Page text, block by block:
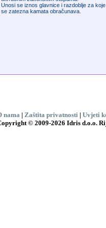
Unosi se iznos glavnice i razdoblje za koje
se zatezna kamata obračunava.
nama | Zaštita privatnosti | Uvjeti
© 2009-2026 Idris d.o.o.